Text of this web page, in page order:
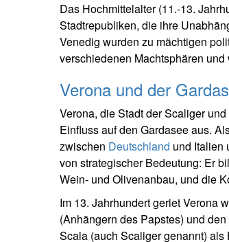
Das Hochmittelalter (11.-13.
Stadtrepubliken, die ihre
Venedig wurden zu mächtigen
verschiedenen Machtsphären
Verona und der
Verona, die Stadt der Scaliger
Einfluss auf den Gardasee aus.
zwischen Deutschland und Italien
von strategischer Bedeutung: Er
Wein- und Olivenanbau, und die
Im 13. Jahrhundert geriet Verona
(Anhängern des Papstes) und
Scala (auch Scaliger genannt) als